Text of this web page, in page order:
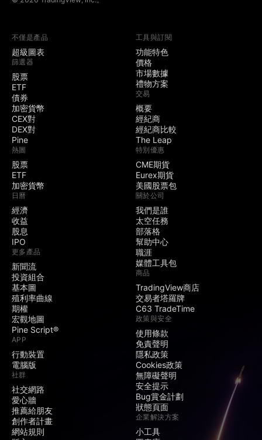
不僅是產品
超級圖表
篩選器
股票
ETF
債券
加密貨幣
CEX對
DEX對
Pine
熱圖
股票
ETF
加密貨幣
日曆
經濟
收益
股息
IPO
更多產品
新聞流
投資組合
基本圖
殖利率曲線
期權
宏觀地圖
Pine Script®
APP
行動裝置
電腦版
社群
社交網路
愛心牆
推薦給朋友
創作者計畫
網站規則
工具與訂閱
功能特色
價格
市場數據
禮物方案
交易
概要
經紀商
經紀商比較
The Leap
特別優惠
CME期貨
Eurex期貨
美國股票包
關於公司
我們是誰
太空任務
部落格
幫助中心
職涯
媒體工具包
商品
TradingView商店
交易者塔羅牌
C63 TradeTime
政策與安全
使用條款
免責聲明
隱私政策
Cookies政策
無障礙聲明
安全提示
Bug賞金計劃
狀態頁面
企業解決方案
小工具